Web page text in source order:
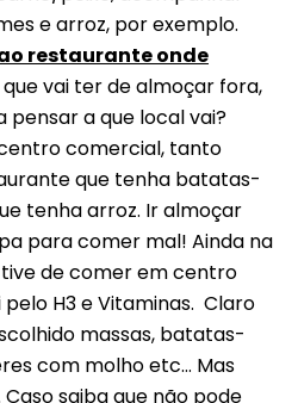
e arroz, por exemplo.
restaurante onde
que vai ter de almoçar fora,
pensar a que local vai?
comercial, tanto
que tenha batatas-
tenha arroz. Ir almoçar
para comer mal! Ainda na
de comer em centro
H3 e Vitaminas. Claro
massas, batatas-
com molho etc… Mas
Caso saiba que não pode